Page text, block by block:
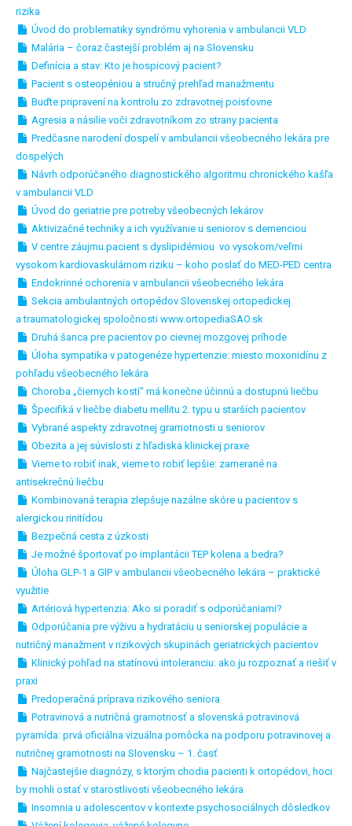
rizika
Úvod do problematiky syndrómu vyhorenia v ambulancii VLD
Malária – čoraz častejší problém aj na Slovensku
Definícia a stav: Kto je hospicový pacient?
Pacient s osteopéniou a stručný prehľad manažmentu
Buďte pripravení na kontrolu zo zdravotnej poisťovne
Agresia a násilie voči zdravotníkom zo strany pacienta
Predčasne narodení dospelí v ambulancii všeobecného lekára pre
dospelých
Návrh odporúčaného diagnostického algoritmu chronického kašľa
v ambulancii VLD
Úvod do geriatrie pre potreby všeobecných lekárov
Aktivizačné techniky a ich využívanie u seniorov s demenciou
V centre záujmu pacient s dyslipidémiou vo vysokom/veľmi
vysokom kardiovaskulárnom riziku – koho poslať do MED-PED centra
Endokrinné ochorenia v ambulancii všeobecného lekára
Sekcia ambulantných ortopédov Slovenskej ortopedickej
a traumatologickej spoločnosti www.ortopediaSAO.sk
Druhá šanca pre pacientov po cievnej mozgovej príhode
Úloha sympatika v patogenéze hypertenzie: miesto moxonidínu z
pohľadu všeobecného lekára
Choroba „čiernych kostí“ má konečne účinnú a dostupnú liečbu
Špecifiká v liečbe diabetu mellitu 2. typu u starších pacientov
Vybrané aspekty zdravotnej gramotnosti u seniorov
Obezita a jej súvislosti z hľadiska klinickej praxe
Vieme to robiť inak, vieme to robiť lepšie: zamerané na
antisekrečnú liečbu
Kombinovaná terapia zlepšuje nazálne skóre u pacientov s
alergickou rinitídou
Bezpečná cesta z úzkosti
Je možné športovať po implantácii TEP kolena a bedra?
Úloha GLP-1 a GIP v ambulancii všeobecného lekára – praktické
využitie
Artériová hypertenzia: Ako si poradiť s odporúčaniami?
Odporúčania pre výživu a hydratáciu u seniorskej populácie a
nutričný manažment v rizikových skupinách geriatrických pacientov
Klinický pohľad na statínovú intoleranciu: ako ju rozpoznať a riešiť v
praxi
Predoperačná príprava rizikového seniora
Potravinová a nutričná gramotnosť a slovenská potravinová
pyramída: prvá oficiálna vizuálna pomôcka na podporu potravinovej a
nutričnej gramotnosti na Slovensku – 1. časť
Najčastejšie diagnózy, s ktorým chodia pacienti k ortopédovi, hoci
by mohli ostať v starostlivosti všeobecného lekára
Insomnia u adolescentov v kontexte psychosociálnych dôsledkov